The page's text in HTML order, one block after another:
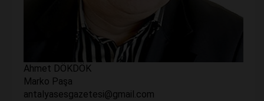
Ahmet DÖKDÖK
Marko Paşa
antalyasesgazetesi@gmail.com